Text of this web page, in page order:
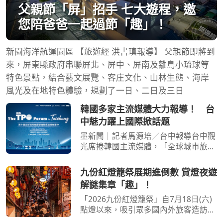
父親節「屏」招手 七大遊程，邀
您陪爸爸一起過節「趣」！
新園海洋航運園區 【旅遊經 洪書瑱報導】 父親節即將到
來，屏東縣政府串聯屏北、屏中、屏南及離島小琉球等
特色景點，結合藝文展覽、客庄文化、山林生態、海岸
風光及在地特色體驗，規劃了一日、二日及三日
韓國多家主流媒體大力報導！ 台
中魅力躍上國際掀話題
墨新聞｜記者馬源培／台中報導台中觀
光席捲韓國主流媒體，「全球城市旅遊
Organization for Global Cities,
TPO）」6月與韓國5家媒體訪問台中，
相關專題報導與社群內容陸續曝
九份紅燈籠祭展期進倒數 賞燈夜遊
解謎集章「趣」！
「2026九份紅燈籠祭」自7月18日(六)
點燈以來，吸引眾多國內外旅客造訪。